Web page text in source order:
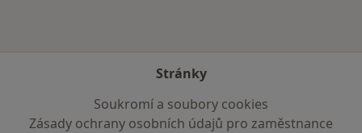
Stránky
Soukromí a soubory cookies
Zásady ochrany osobních údajů pro zaměstnance